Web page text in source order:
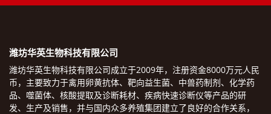
潍坊华英生物科技有限公司
潍坊华英生物科技有限公司成立于2009年，注册资金8000万元人民
币，主要致力于禽用卵黄抗体、靶向益生菌、中兽药制剂、化学药
品、噬菌体、核酸提取及诊断耗材、疾病快速诊断仪等产品的研
发、生产及销售，并与国内众多养殖集团建立了良好的合作关系，